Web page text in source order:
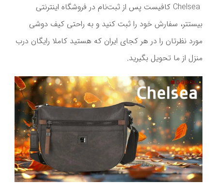
Chelsea کافیست پس از ثبت‌نام در فروشگاه اینترنتی
بیستتر، سفارش خود را ثبت کنید و به راحتی کیف دوشی
مورد نظرتان را در هر کجای ایران که هستید کاملا رایگان درب
منزل از ما تحویل بگیرید.